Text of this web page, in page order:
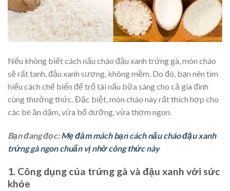
Nếu không biết cách nấu cháo đậu xanh trứng gà, món cháo
sẽ rất tanh, đậu xanh sượng, không mềm. Do đó, bạn nên tìm
hiểu cách chế biến để trổ tài nấu bữa sáng cho cả gia đình
cùng thưởng thức. Đặc biệt, món cháo này rất thích hợp cho
các bé ăn dặm, vừa bổ dưỡng, vừa thơm ngon.
Bạn đang đọc:Mẹ đảm mách bạn cách nấu cháo đậu xanh
trứng gà ngon chuẩn vị nhờ công thức này
1. Công dụng của trứng gà và đậu xanh với sức
khỏe